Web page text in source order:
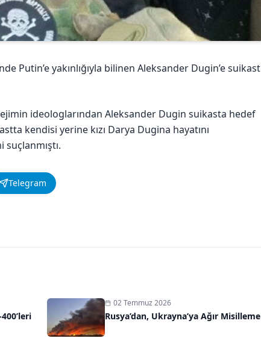
Putin’e yakınlığıyla bilinen Aleksander Dugin’e suikast
ideologlarından Aleksander Dugin suikasta hedef
kendisi yerine kızı Darya Dugina hayatını
suçlanmıştı.
Telegram
02 Temmuz 2026
Rusya’dan, Ukrayna’ya Ağır Misilleme